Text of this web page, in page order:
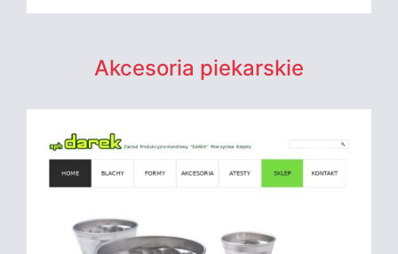
Akcesoria piekarskie